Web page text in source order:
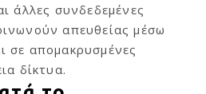
άλλες συνδεδεμένες
απευθείας μέσω
σε απομακρυσμένες
δίκτυα.